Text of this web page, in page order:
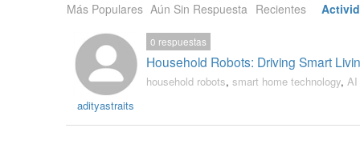
Más Populares Aún Sin Respuesta Recientes
adityastraits
Household Robots: Driving Smart
0 respuestas
household robots, smart home technology, AI